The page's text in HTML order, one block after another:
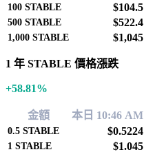
100 STABLE $104.5
500 STABLE $522.4
1,000 STABLE $1,045
1 年 STABLE 價格漲跌
+58.81%
金額 本日 10:46 AM
0.5 STABLE $0.5224
1 STABLE $1.045